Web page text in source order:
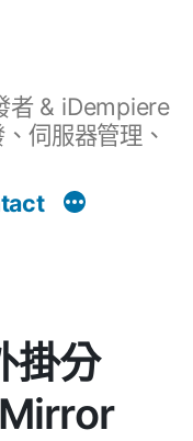
者 & iDempiere
伺服器管理、
掛分